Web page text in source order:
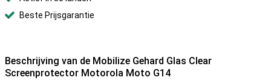
Beste Prijsgarantie
Beschrijving van de Mobilize Gehard Glas Clear
Screenprotector Motorola Moto G14